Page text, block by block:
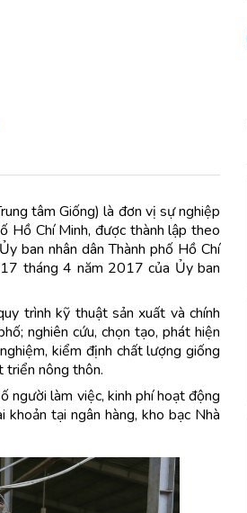
tâm Giống) là đơn vị sự nghiệp
Hồ Chí Minh, được thành lập theo
nhân dân Thành phố Hồ Chí
tháng 4 năm 2017 của Ủy ban
trình kỹ thuật sản xuất và chính
nghiên cứu, chọn tạo, phát hiện
kiểm định chất lượng giống
triển nông thôn.
người làm việc, kinh phí hoạt động
tại ngân hàng, kho bạc Nhà